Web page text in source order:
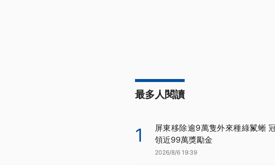
最多人閱讀
1
屏東移除逾9萬隻外來種綠鬣蜥
領近99萬獎勵金
2026/8/6 19:39